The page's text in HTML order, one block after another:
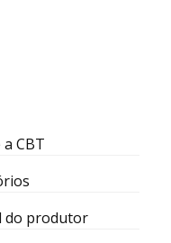
CBT
do produtor